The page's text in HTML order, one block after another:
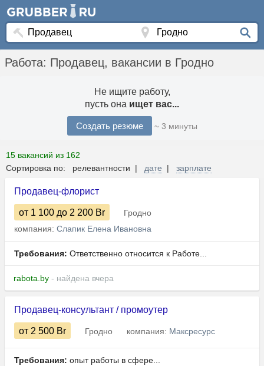
Работа: Продавец, вакансии в Гродно
Не ищите работу,
пусть она ищет вас...
Создать резюме ~ 3 минуты
15 вакансий из 162
Сортировка по: релевантности | дате | зарплате
Продавец-флорист
от 1 100 до 2 200 Br
Гродно
компания: Слапик Елена Ивановна
Требования: Ответственно относится к Работе...
rabota.by - найдена вчера
Продавец-консультант / промоутер
от 2 500 Br Гродно компания: Максресурс
Требования: опыт работы в сфере...